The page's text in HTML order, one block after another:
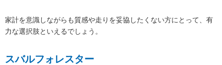
家計を意識しながらも質感や走りを妥協したくない方にとって、有
力な選択肢といえるでしょう。
スバルフォレスター